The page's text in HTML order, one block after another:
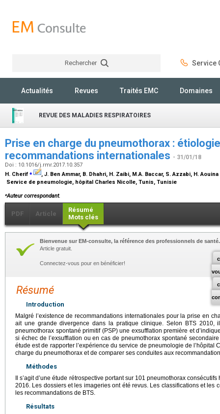
Rechercher Service
Actualités Revues Traités EMC Domaines
REVUE DES MALADIES RESPIRATOIRES
Prise en charge du pneumothorax :
recommandations internationales - 31/01/18
Doi : 10.1016/j.rmr.2017.10.357
H. Cherif ⁎
, J. Ben Ammar, B. Dhahri, H. Zaibi, M.A. Baccar, S. Azzabi, H. Aouina
Service de pneumologie, hôpital Charles Nicolle, Tunis, Tunisie
⁎Auteur correspondant.
PDF Article
Résumé
Mots clés
Bienvenue sur EM-consulte, la référence des professionnels de santé.
Article gratuit.
Connectez-vous pour en bénéficier!
Résumé
Introduction
Malgré l’existence de recommandations internationales pour la prise en
ait une grande divergence dans la pratique clinique. Selon BTS 2010,
pneumothorax spontané primitif (PSP) une exsufflation première et
si échec de l’exsufflation ou en cas de pneumothorax spontané
étude est de rapporter l’expérience du service de pneumologie de l’hôpital
charge du pneumothorax et de comparer ses conduites aux
Méthodes
Il s’agit d’une étude rétrospective portant sur 101 pneumothorax
2016. Les dossiers et les imageries ont été revus. Les classifications et les
les recommandations de BTS.
Résultats